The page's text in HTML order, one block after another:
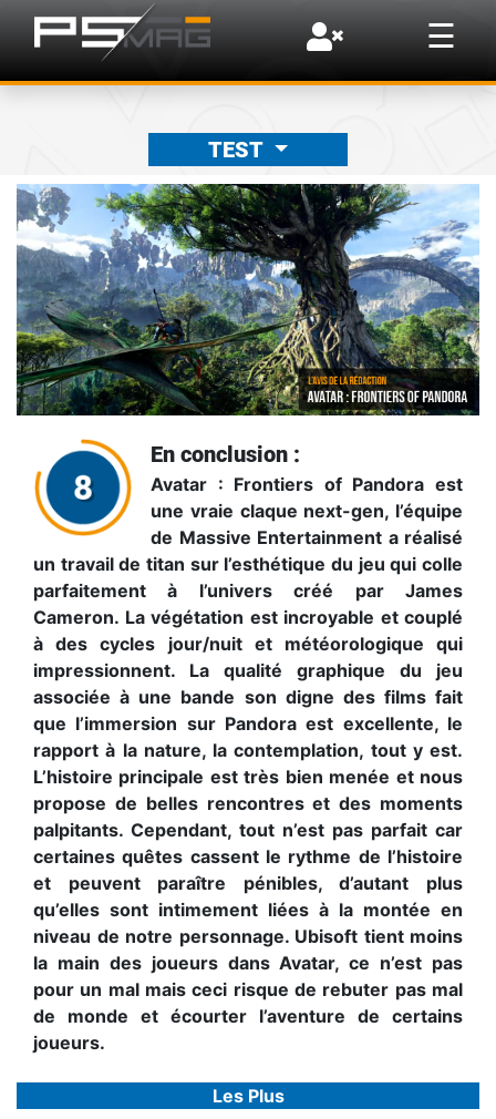
☰
×
TEST
En conclusion :
Avatar : Frontiers of Pandora est
une vraie claque next-gen, l’équipe
de Massive Entertainment a réalisé
un travail de titan sur l’esthétique du jeu qui colle
parfaitement à l’univers créé par James
Cameron. La végétation est incroyable et couplé
à des cycles jour/nuit et météorologique qui
impressionnent. La qualité graphique du jeu
associée à une bande son digne des films fait
que l’immersion sur Pandora est excellente, le
rapport à la nature, la contemplation, tout y est.
L’histoire principale est très bien menée et nous
propose de belles rencontres et des moments
palpitants. Cependant, tout n’est pas parfait car
certaines quêtes cassent le rythme de l’histoire
et peuvent paraître pénibles, d’autant plus
qu’elles sont intimement liées à la montée en
niveau de notre personnage. Ubisoft tient moins
la main des joueurs dans Avatar, ce n’est pas
pour un mal mais ceci risque de rebuter pas mal
de monde et écourter l’aventure de certains
joueurs.
Les Plus